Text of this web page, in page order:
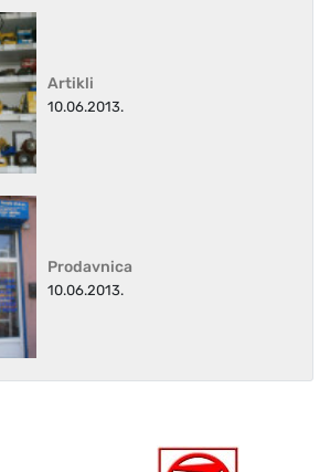
Artikli
10.06.2013.
Prodavnica
10.06.2013.